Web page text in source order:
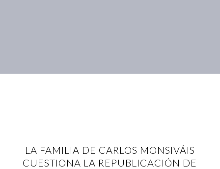
LA FAMILIA DE CARLOS MONSIVÁIS
CUESTIONA LA REPUBLICACIÓN DE